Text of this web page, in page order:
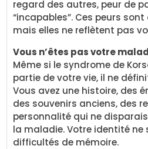
regard des autres, peur de
“incapables”. Ces peurs
mais elles ne reflètent pas
Vous n’êtes pas votre
Même si le syndrome de
partie de votre vie, il ne
Vous avez une histoire, des
des souvenirs anciens, des
personnalité qui ne
la maladie. Votre identité ne
difficultés de mémoire.